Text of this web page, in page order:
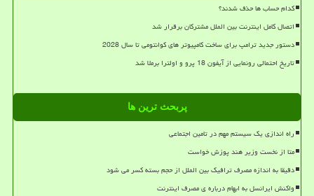
کدام حساب ها حذف شدند؟
اتصال کامل اینترنت بین الملل مشترکان برقرار شد
دستور جدید ترامپ برای ساخت کامپیوتر های کوانتومی تا سال 2028
تاریخ احتمالی رونمایی از آیفون 18 پرو و اولترا برملا شد
پربحث ترین ها
راه اندازی یک سیستم مهم در تامین اجتماعی
متا از نخست وزیر هند پوزش خواست
دقیقا به اندازه مصرف ترافیک بین الملل از حجم بسته کسر می شود
واکنش ایرانسل به ابهام درباره ی مصرف اینترنت